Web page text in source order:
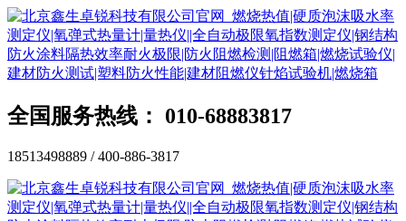
全国服务热线： 010-68883817
18513498889 / 400-886-3817